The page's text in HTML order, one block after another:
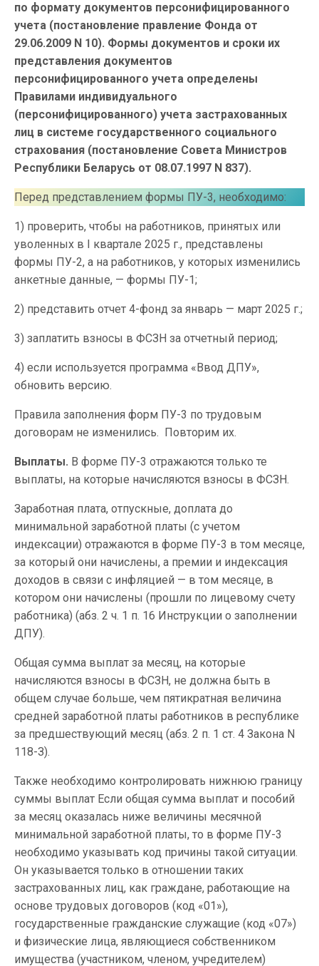
по формату документов персонифицированного
учета (постановление правление Фонда от
29.06.2009 N 10). Формы документов и сроки их
представления документов
персонифицированного учета определены
Правилами индивидуального
(персонифицированного) учета застрахованных
лиц в системе государственного социального
страхования (постановление Совета Министров
Республики Беларусь от 08.07.1997 N 837).
Перед представлением формы ПУ-3, необходимо:
1) проверить, чтобы на работников, принятых или
уволенных в I квартале 2025 г., представлены
формы ПУ-2, а на работников, у которых изменились
анкетные данные, — формы ПУ-1;
2) представить отчет 4-фонд за январь — март 2025 г.;
3) заплатить взносы в ФСЗН за отчетный период;
4) если используется программа «Ввод ДПУ»,
обновить версию.
Правила заполнения форм ПУ-3 по трудовым
договорам не изменились. Повторим их.
Выплаты. В форме ПУ-3 отражаются только те
выплаты, на которые начисляются взносы в ФСЗН.
Заработная плата, отпускные, доплата до
минимальной заработной платы (с учетом
индексации) отражаются в форме ПУ-3 в том месяце,
за который они начислены, а премии и индексация
доходов в связи с инфляцией — в том месяце, в
котором они начислены (прошли по лицевому счету
работника) (абз. 2 ч. 1 п. 16 Инструкции о заполнении
ДПУ).
Общая сумма выплат за месяц, на которые
начисляются взносы в ФСЗН, не должна быть в
общем случае больше, чем пятикратная величина
средней заработной платы работников в республике
за предшествующий месяц (абз. 2 п. 1 ст. 4 Закона N
118-З).
Также необходимо контролировать нижнюю границу
суммы выплат Если общая сумма выплат и пособий
за месяц оказалась ниже величины месячной
минимальной заработной платы, то в форме ПУ-3
необходимо указывать код причины такой ситуации.
Он указывается только в отношении таких
застрахованных лиц, как граждане, работающие на
основе трудовых договоров (код «01»),
государственные гражданские служащие (код «07»)
и физические лица, являющиеся собственником
имущества (участником, членом, учредителем)